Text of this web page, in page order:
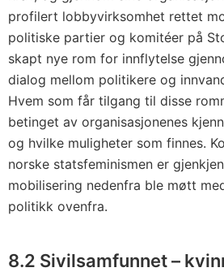
profilert lobbyvirksomhet rettet
politiske partier og komitéer på
skapt nye rom for innflytelse
dialog mellom politikere og
Hvem som får tilgang til disse
betinget av organisasjonenes
og hvilke muligheter som finnes.
norske statsfeminismen er
mobilisering nedenfra ble møtt
politikk ovenfra.
8.2 Sivilsamfunnet –